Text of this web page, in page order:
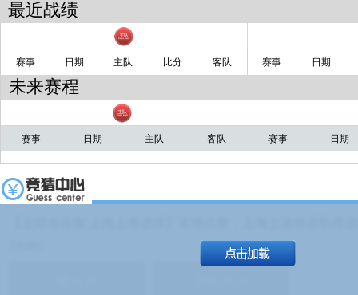
最近战绩
赛事 日期 主队 比分 客队 赛事 日期
未来赛程
赛事 日期 主队 客队 赛事 日期